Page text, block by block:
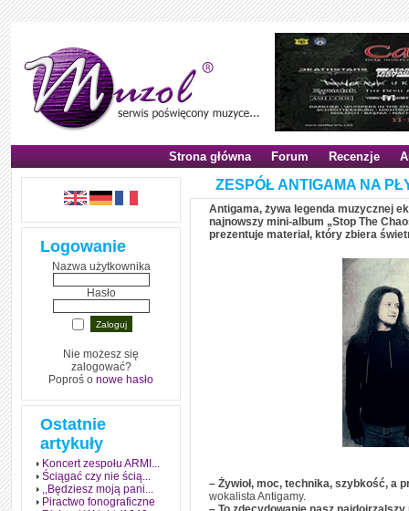
Strona główna Forum Recenzje
Logowanie
Nazwa użytkownika
Hasło
Nie możesz się
zalogować?
Poproś o nowe hasło
Ostatnie
artykuły
Koncert zespołu ARMI...
Ściągać czy nie ścią...
,,Będziesz moją pani...
Piractwo fonograficzne
ZESPÓŁ ANTIGAMA NA
Antigama, żywa legenda muzycznej
najnowszy mini-album „Stop The
prezentuje materiał, który zbiera
– Żywioł, moc, technika, szybkość, a
wokalista Antigamy.